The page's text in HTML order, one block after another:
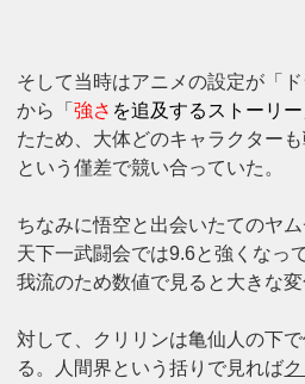
そして当時はアニメの設定が「
から「強さ を追及するストーリー
たため、大体どのキャラクターも
という僅差で競い合っていた。
ちなみに悟空と出会いたてのヤム
天下一武闘会では9.6と強くなっ
我流のため数値で見ると大きな変
対して、クリリンは亀仙人の下
る。人間界という括りで見れば